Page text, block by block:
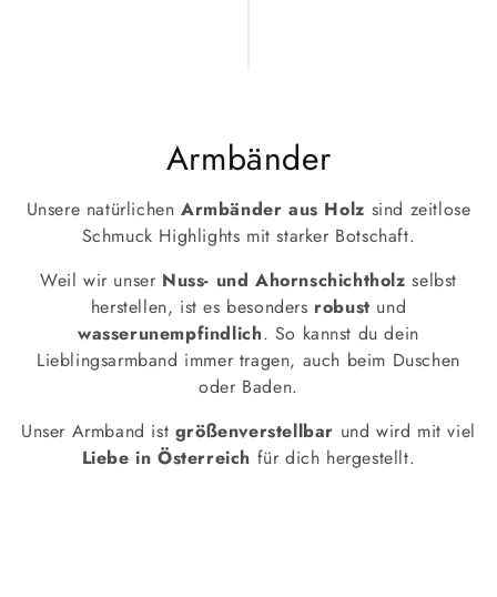
K
a
t
e
g
o
r
i
Armbänder
Unsere natürlichenArmbänder aus Holz sind zeitlose
Schmuck Highlights mit starker Botschaft.
Weil wir unser Nuss- und Ahornschichtholz selbst
herstellen, ist es besonders robust und
wasserunempfindlich. So kannst du dein
Lieblingsarmband immer tragen, auch beim Duschen
oder Baden.
Unser Armband ist größenverstellbar und wird mit viel
Liebe in Österreich für dich hergestellt.